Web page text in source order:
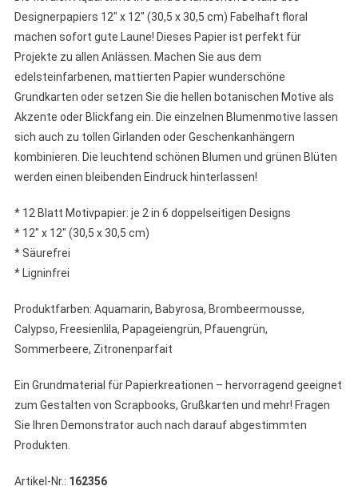
Designerpapiers 12″ x 12″ (30,5 x 30,5 cm) Fabelhaft floral
machen sofort gute Laune! Dieses Papier ist perfekt für
Projekte zu allen Anlässen. Machen Sie aus dem
edelsteinfarbenen, mattierten Papier wunderschöne
Grundkarten oder setzen Sie die hellen botanischen Motive als
Akzente oder Blickfang ein. Die einzelnen Blumenmotive lassen
sich auch zu tollen Girlanden oder Geschenkanhängern
kombinieren. Die leuchtend schönen Blumen und grünen Blüten
werden einen bleibenden Eindruck hinterlassen!
* 12 Blatt Motivpapier: je 2 in 6 doppelseitigen Designs
* 12″ x 12″ (30,5 x 30,5 cm)
* Säurefrei
* Ligninfrei
Produktfarben: Aquamarin, Babyrosa, Brombeermousse,
Calypso, Freesienlila, Papageiengrün, Pfauengrün,
Sommerbeere, Zitronenparfait
Ein Grundmaterial für Papierkreationen – hervorragend geeignet
zum Gestalten von Scrapbooks, Grußkarten und mehr! Fragen
Sie Ihren Demonstrator auch nach darauf abgestimmten
Produkten.
Artikel-Nr.: 162356